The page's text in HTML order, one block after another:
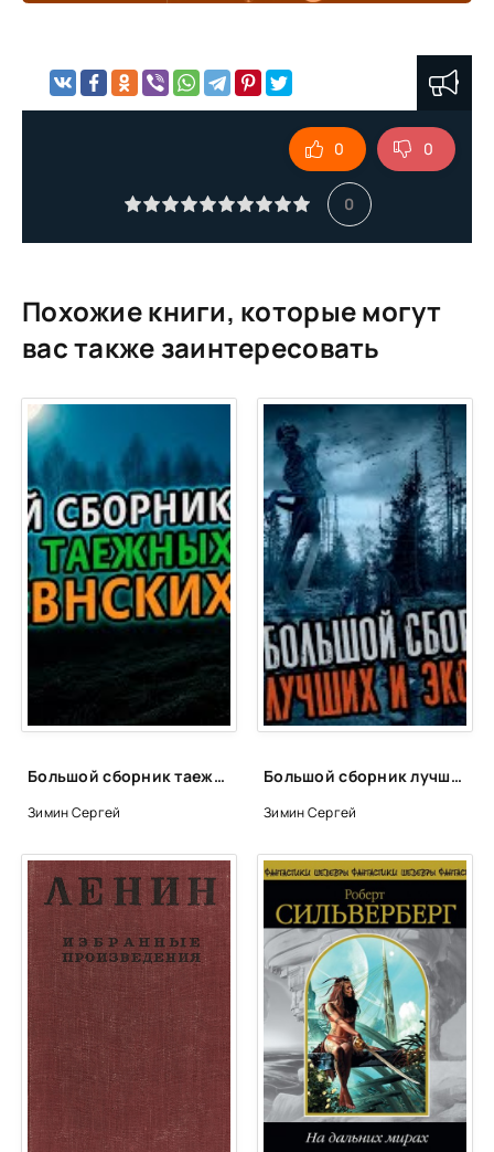
0008
0017
0018
0020
0021
0022
0023
0025
0030
0031
0032
0033
0036
0038
0
0 0
Похожие книги, которые могут
вас также заинтересовать
Большой сборник таежных и деревенских историй - Сергей Зимин
Зимин Сергей
Большой сборник лучших эксклюзивных историй - Сергей Зимин
Зимин Сергей